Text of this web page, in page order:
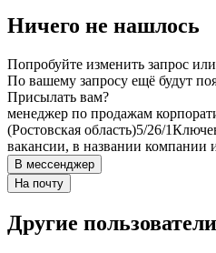
Ничего не нашлось
Попробуйте изменить запрос
По вашему запросу ещё будут
Присылать вам?
менеджер по продажам
(Ростовская область)5/26/1
вакансии, в названии компании
В мессенджер
На почту
Другие